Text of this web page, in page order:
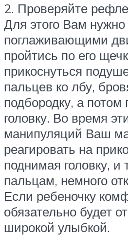
2. Проверяйте
Для этого Вам нужно
поглаживающими
пройтись по его
прикоснуться
пальцев ко лбу,
подбородку, а потом
головку. Во время
манипуляций Ваш
реагировать на
поднимая головку, и
пальцам, немного
Если ребеночку
обязательно будет
широкой улыбкой.